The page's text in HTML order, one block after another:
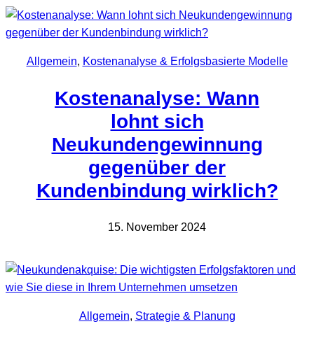
Allgemein, Kostenanalyse & Erfolgsbasierte Modelle
Kostenanalyse: Wann
lohnt sich
Neukundengewinnung
gegenüber der
Kundenbindung wirklich?
15. November 2024
Allgemein, Strategie & Planung